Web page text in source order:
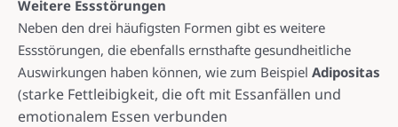
Weitere Essstörungen
Neben den drei häufigsten Formen gibt es weitere
Essstörungen, die ebenfalls ernsthafte gesundheitliche
Auswirkungen haben können, wie zum Beispiel Adipositas
(starke Fettleibigkeit, die oft mit Essanfällen und
emotionalem Essen verbunden